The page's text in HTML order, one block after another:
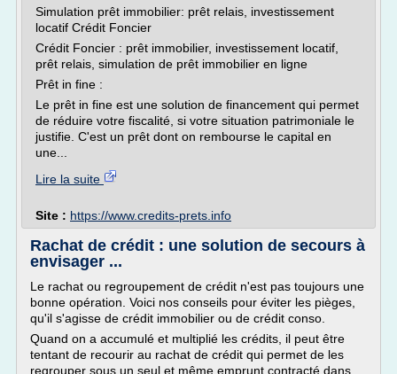
Simulation prêt immobilier: prêt relais, investissement
locatif Crédit Foncier
Crédit Foncier : prêt immobilier, investissement locatif,
prêt relais, simulation de prêt immobilier en ligne
Prêt in fine :
Le prêt in fine est une solution de financement qui permet
de réduire votre fiscalité, si votre situation patrimoniale le
justifie. C'est un prêt dont on rembourse le capital en
une...
Lire la suite
Site : https://www.credits-prets.info
Rachat de crédit : une solution de secours à
envisager ...
Le rachat ou regroupement de crédit n'est pas toujours une
bonne opération. Voici nos conseils pour éviter les pièges,
qu'il s'agisse de crédit immobilier ou de crédit conso.
Quand on a accumulé et multiplié les crédits, il peut être
tentant de recourir au rachat de crédit qui permet de les
regrouper sous un seul et même emprunt contracté dans